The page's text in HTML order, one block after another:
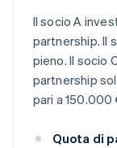
Il socio A
partnership. Il
pieno. Il socio
partnership
pari a 150.000
Quota di